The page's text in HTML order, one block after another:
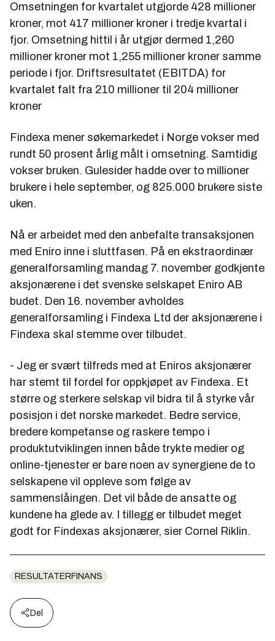
Omsetningen for kvartalet utgjorde 428 millioner
kroner, mot 417 millioner kroner i tredje kvartal i
fjor. Omsetning hittil i år utgjør dermed 1,260
millioner kroner mot 1,255 millioner kroner samme
periode i fjor. Driftsresultatet (EBITDA) for
kvartalet falt fra 210 millioner til 204 millioner
kroner
Findexa mener søkemarkedet i Norge vokser med
rundt 50 prosent årlig målt i omsetning. Samtidig
vokser bruken. Gulesider hadde over to millioner
brukere i hele september, og 825.000 brukere siste
uken.
Nå er arbeidet med den anbefalte transaksjonen
med Eniro inne i sluttfasen. På en ekstraordinær
generalforsamling mandag 7. november godkjente
aksjonærene i det svenske selskapet Eniro AB
budet. Den 16. november avholdes
generalforsamling i Findexa Ltd der aksjonærene i
Findexa skal stemme over tilbudet.
- Jeg er svært tilfreds med at Eniros aksjonærer
har stemt til fordel for oppkjøpet av Findexa. Et
større og sterkere selskap vil bidra til å styrke vår
posisjon i det norske markedet. Bedre service,
bredere kompetanse og raskere tempo i
produktutviklingen innen både trykte medier og
online-tjenester er bare noen av synergiene de to
selskapene vil oppleve som følge av
sammenslåingen. Det vil både de ansatte og
kundene ha glede av. I tillegg er tilbudet meget
godt for Findexas aksjonærer, sier Cornel Riklin.
RESULTATERFINANS
Del